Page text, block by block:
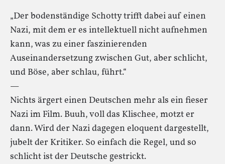
„Der bodenständige Schotty trifft dabei auf einen
Nazi, mit dem er es intellektuell nicht aufnehmen
kann, was zu einer faszinierenden
Auseinandersetzung zwischen Gut, aber schlicht,
und Böse, aber schlau, führt.“
—
Nichts ärgert einen Deutschen mehr als ein fieser
Nazi im Film. Buuh, voll das Klischee, motzt er
dann. Wird der Nazi dagegen eloquent dargestellt,
jubelt der Kritiker. So einfach die Regel, und so
schlicht ist der Deutsche gestrickt.